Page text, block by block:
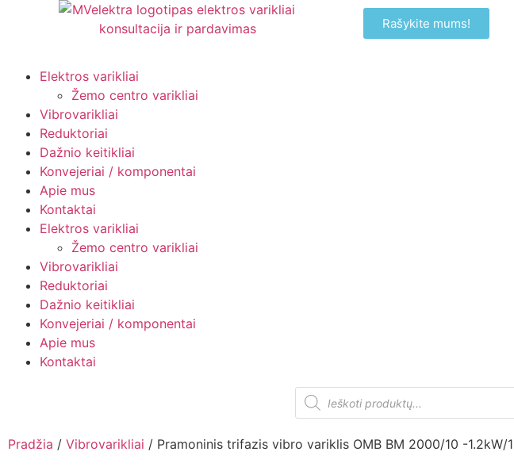
Rašykite mums!
Elektros varikliai
Žemo centro varikliai
Vibrovarikliai
Reduktoriai
Dažnio keitikliai
Konvejeriai / komponentai
Apie mus
Kontaktai
Elektros varikliai
Žemo centro varikliai
Vibrovarikliai
Reduktoriai
Dažnio keitikliai
Konvejeriai / komponentai
Apie mus
Kontaktai
Pradžia / Vibrovarikliai / Pramoninis trifazis vibro variklis OMB BM 2000/10 -